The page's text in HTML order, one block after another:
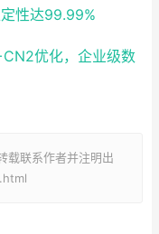
性达99.99%
优化，企业级数
载联系作者并注明出